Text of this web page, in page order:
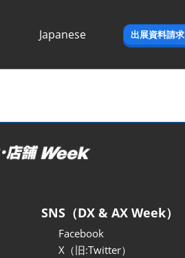
Japanese
出展資料請求
SNS（DX & AX Week）
Facebook
X（旧:Twitter）